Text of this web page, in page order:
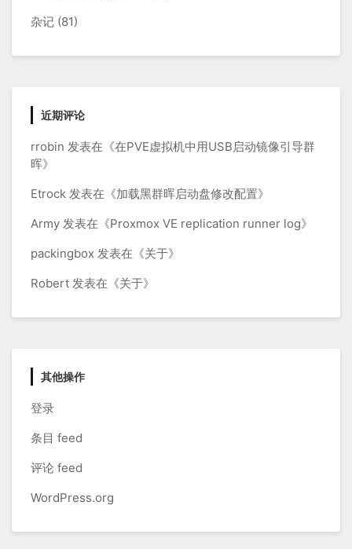
杂记 (81)
近期评论
rrobin 发表在《在PVE虚拟机中用USB启动镜像引导群
晖》
Etrock 发表在《加载黑群晖启动盘修改配置》
Army 发表在《Proxmox VE replication runner log》
packingbox 发表在《关于》
Robert 发表在《关于》
其他操作
登录
条目 feed
评论 feed
WordPress.org